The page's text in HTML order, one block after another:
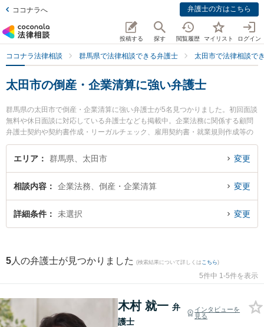
ココナラへ 弁護士の方はこちら
投稿する 探す 閲覧履歴 マイリスト ログイン
ココナラ法律相談 群馬県で法律相談できる弁護士 太田市で法律相談で
太田市の倒産・企業清算に強い弁護士
群馬県の太田市で倒産・企業清算に強い弁護士が5名見つかりました。初回面談
無料や休日面談に対応している弁護士なども掲載中。企業法務に関係する顧問
弁護士契約や契約書作成・リーガルチェック、雇用契約書・就業規則作成等の
細かな分野での絞り込み検索もでき便利です。特にきらら法律事務所の木村 就
一弁護士や村山準一法律事務所の村山 準一弁護士、清水智法律事務所の清水 智
談したい』『倒産・企業清算のトラブル解決の実績豊富な近くの弁護士を検索
したい』『初回相談無料で倒産・企業清算を法律相談できる太田市内の弁護士
に相談予約したい』などでお困りの相談者さんにおすすめです。
エリア 群馬県、太田市 変更
相談内容 企業法務、倒産・企業清算 変更
詳細条件 未選択 変更
5 人の弁護士が見つかりました (検索結果について詳しくは こちら)
5件中 1-5件を表示
木村 就一 弁
護士
インタビューを
見る